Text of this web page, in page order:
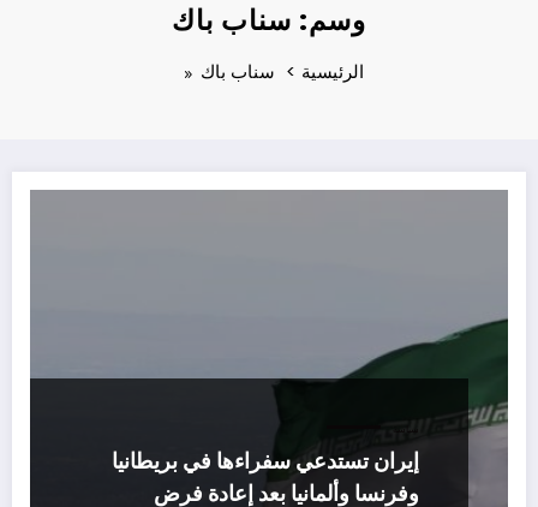
وسم: سناب باك
الرئيسية سناب باك
سياسة
إيران تستدعي سفراءها في بريطانيا
وفرنسا وألمانيا بعد إعادة فرض